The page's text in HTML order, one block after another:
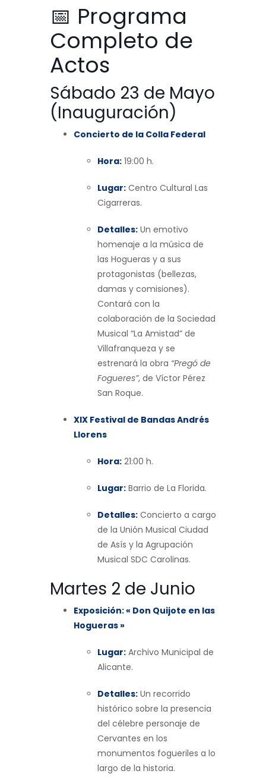
📅 Programa
Completo de
Actos
Sábado 23 de Mayo
(Inauguración)
Concierto de la Colla Federal
Hora: 19:00 h.
Lugar: Centro Cultural Las
Cigarreras.
Detalles: Un emotivo
homenaje a la música de
las Hogueras y a sus
protagonistas (bellezas,
damas y comisiones).
Contará con la
colaboración de la Sociedad
Musical “La Amistad” de
Villafranqueza y se
estrenará la obra “Pregó de
Fogueres”, de Víctor Pérez
San Roque.
XIX Festival de Bandas Andrés
Llorens
Hora: 21:00 h.
Lugar: Barrio de La Florida.
Detalles: Concierto a cargo
de la Unión Musical Ciudad
de Asís y la Agrupación
Musical SDC Carolinas.
Martes 2 de Junio
Exposición: « Don Quijote en las
Hogueras »
Lugar: Archivo Municipal de
Alicante.
Detalles: Un recorrido
histórico sobre la presencia
del célebre personaje de
Cervantes en los
monumentos fogueriles a lo
largo de la historia.